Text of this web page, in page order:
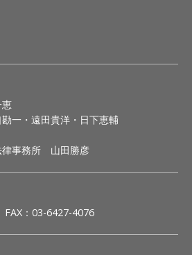
一・遠田貴洋・日下恵輔
事務所 山田勝彦
：03-6427-4076